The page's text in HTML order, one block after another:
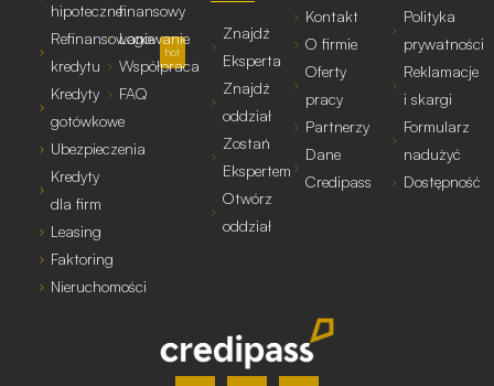
hipoteczne
Refinansowanie
kredytu
hot
Kredyty
gotówkowe
Ubezpieczenia
Kredyty
dla firm
Leasing
Faktoring
Nieruchomości
finansowy
Logowanie
Współpraca
FAQ
Znajdź
Eksperta
Znajdź
oddział
Zostań
Ekspertem
Otwórz
oddział
Kontakt
O firmie
Oferty
pracy
Partnerzy
Dane
Credipass
Polityka
prywatności
Reklamacje
i skargi
Formularz
nadużyć
Dostępność